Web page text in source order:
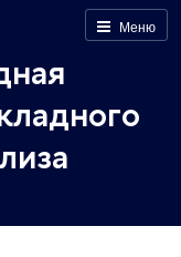
Меню